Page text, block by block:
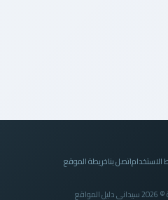
الاستخداماتصل بناخريطة الموقع